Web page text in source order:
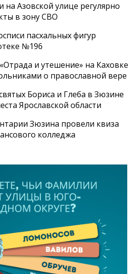
на Азовской улице регулярно
в зону СВО
пасхальных фигур
№196
и утешение» на Каховке
о православной вере
Бориса и Глеба в Зюзине
Ярославской области
Зюзина провели квиза
колледжа